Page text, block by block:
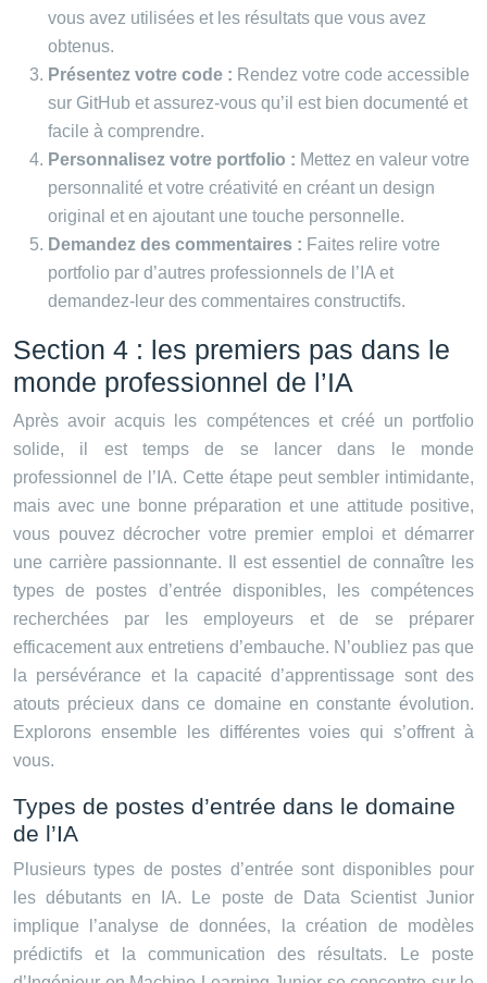
vous avez utilisées et les résultats que vous avez
obtenus.
Présentez votre code : Rendez votre code accessible
sur GitHub et assurez-vous qu’il est bien documenté et
facile à comprendre.
Personnalisez votre portfolio : Mettez en valeur votre
personnalité et votre créativité en créant un design
original et en ajoutant une touche personnelle.
Demandez des commentaires : Faites relire votre
portfolio par d’autres professionnels de l’IA et
demandez-leur des commentaires constructifs.
Section 4 : les premiers pas dans le
monde professionnel de l’IA
Après avoir acquis les compétences et créé un portfolio
solide, il est temps de se lancer dans le monde
professionnel de l’IA. Cette étape peut sembler intimidante,
mais avec une bonne préparation et une attitude positive,
vous pouvez décrocher votre premier emploi et démarrer
une carrière passionnante. Il est essentiel de connaître les
types de postes d’entrée disponibles, les compétences
recherchées par les employeurs et de se préparer
efficacement aux entretiens d’embauche. N’oubliez pas que
la persévérance et la capacité d’apprentissage sont des
atouts précieux dans ce domaine en constante évolution.
Explorons ensemble les différentes voies qui s’offrent à
vous.
Types de postes d’entrée dans le domaine
de l’IA
Plusieurs types de postes d’entrée sont disponibles pour
les débutants en IA. Le poste de Data Scientist Junior
implique l’analyse de données, la création de modèles
prédictifs et la communication des résultats. Le poste